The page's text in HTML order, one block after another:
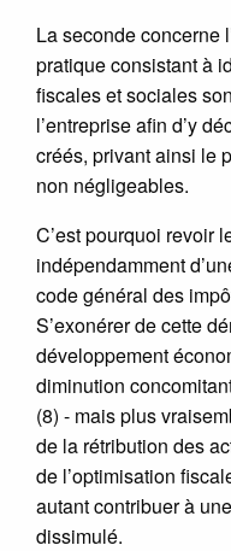
La seconde concerne
pratique consistant à
fiscales et sociales
l’entreprise afin d’y
créés, privant ainsi le
non négligeables.
C’est pourquoi revoir
indépendamment
code général des
S’exonérer de cette
développement
diminution
(8) - mais plus
de la rétribution des
de l’optimisation
autant contribuer à
dissimulé.